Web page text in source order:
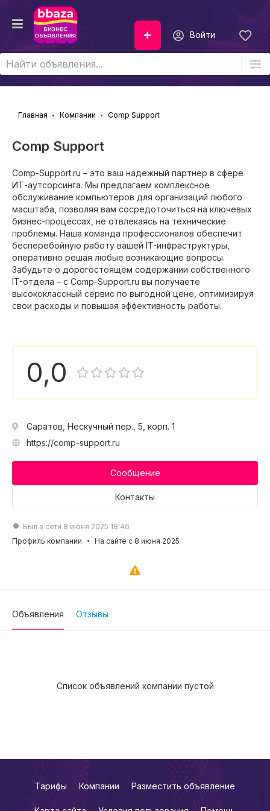
Войти
Главная Компании Comp Support
Comp Support
Comp-Support.ru – это ваш надежный партнер в сфере
ИТ-аутсорсинга. Мы предлагаем комплексное
обслуживание компьютеров для организаций любого
масштаба, позволяя вам сосредоточиться на ключевых
бизнес-процессах, не отвлекаясь на технические
проблемы. Наша команда профессионалов обеспечит
бесперебойную работу вашей IT-инфраструктуры,
оперативно решая любые возникающие вопросы.
Забудьте о дорогостоящем содержании собственного
IT-отдела – с Comp-Support.ru вы получаете
высококлассный сервис по выгодной цене, оптимизируя
свои расходы и повышая эффективность работы.
0,0
Саратов, Нескучный пер., 5, корп. 1
https://comp-support.ru
Сообщение
Контакты
Был в сети 8 июня 2025 18:46
Профиль компании
На сайте с 8 июня 2025
Объявления Отзывы
Список объявлений компании пустой
Тарифы Компании Разместить объявление